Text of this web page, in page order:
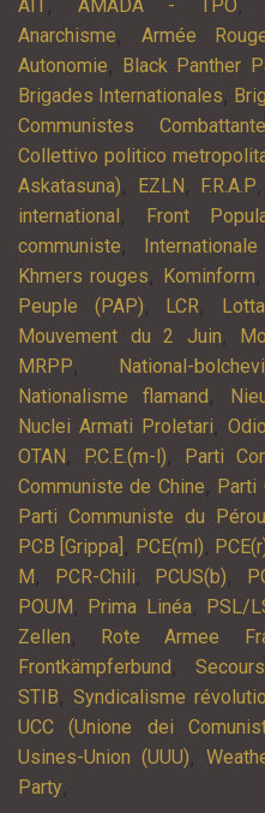
AIT , AMADA - TPO
Anarchisme, Armée
Autonomie, Black Panther
Brigades Internationales,
Communistes
Collettivo politico
Askatasuna), EZLN , F.R.A.P,
international , Front
communiste,
Khmers rouges, Kominform,
Peuple (PAP), LCR,
Mouvement du 2 Juin,
MRPP, National-
Nationalisme flamand ,
Nuclei Armati Proletari,
OTAN , P.C.E.(m-l), Parti
Communiste de Chine, Parti
Parti Communiste du Pérou
PCB [Grippa] , PCE(ml),
M , PCR-Chili, PCUS(b),
POUM , Prima Linéa, PSL/
Zellen, Rote Armee
Frontkämpferbund ,
STIB, Syndicalisme
UCC (Unione dei
Usines-Union (UUU),
Party,